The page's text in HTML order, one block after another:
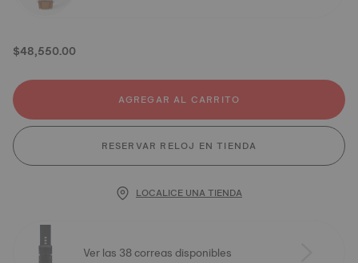
$48,550.00
AGREGAR AL CARRITO
RESERVAR RELOJ EN TIENDA
LOCALICE UNA TIENDA
Ver las 38 correas disponibles